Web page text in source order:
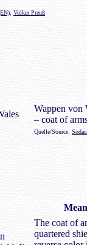
Volker Preuß
Wappen von
– coat of
Quelle/Source:
The coat of
quartered